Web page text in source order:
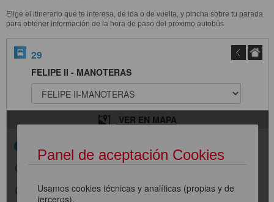
Elige el itinerario que te interesa, de ida o de vuelta, y pincha sobre tu parada
para obtener información de la hora de paso del próximo autobús.